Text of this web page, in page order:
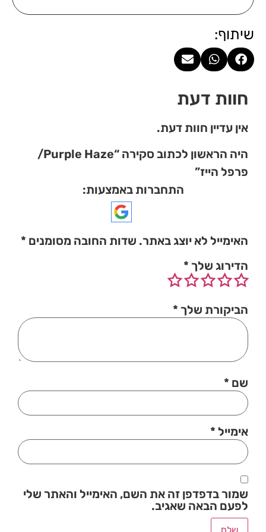
שיתוף:
חוות דעת
אין עדיין חוות דעת.
היה הראשון לכתוב סקירה “Purple Haze/
פרפל הייז”
התחברות באמצעות:
האימייל לא יוצג באתר. שדות החובה מסומנים *
הדירוג שלך *
הביקורת שלך *
שם *
אימייל *
שמור בדפדפן זה את השם, האימייל והאתר שלי
לפעם הבאה שאגיב.